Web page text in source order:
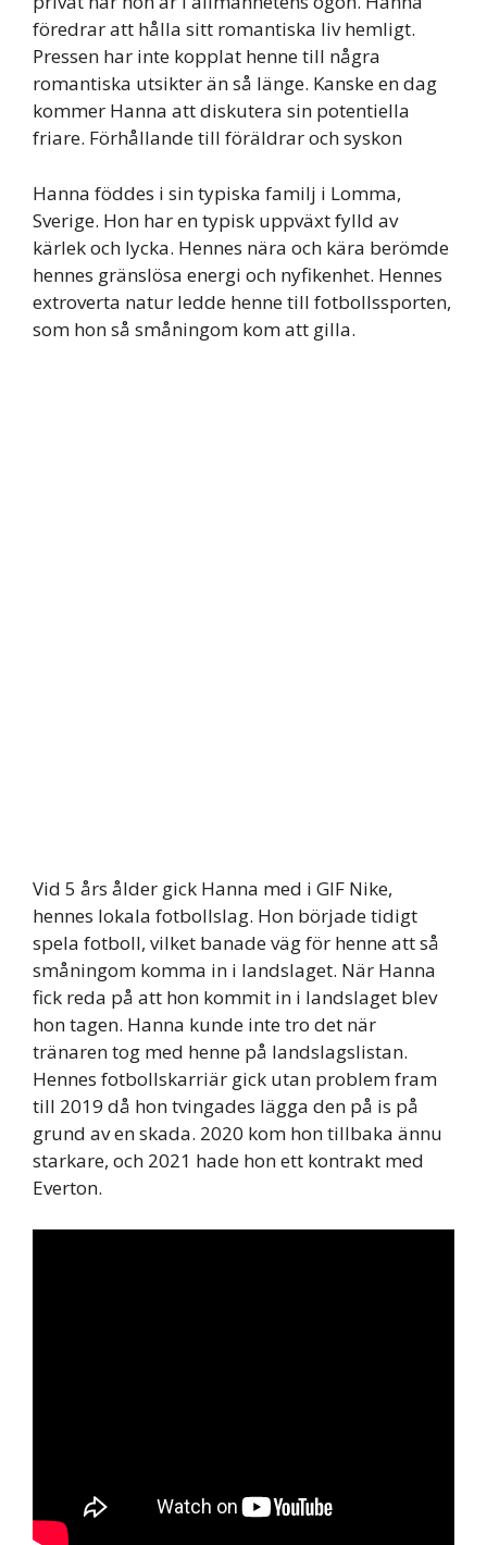
föredrar att hålla sitt romantiska liv hemligt.
Pressen har inte kopplat henne till några
romantiska utsikter än så länge. Kanske en dag
kommer Hanna att diskutera sin potentiella
friare. Förhållande till föräldrar och syskon
Hanna föddes i sin typiska familj i Lomma,
Sverige. Hon har en typisk uppväxt fylld av
kärlek och lycka. Hennes nära och kära berömde
hennes gränslösa energi och nyfikenhet. Hennes
extroverta natur ledde henne till fotbollssporten,
som hon så småningom kom att gilla.
Vid 5 års ålder gick Hanna med i GIF Nike,
hennes lokala fotbollslag. Hon började tidigt
spela fotboll, vilket banade väg för henne att så
småningom komma in i landslaget. När Hanna
fick reda på att hon kommit in i landslaget blev
hon tagen. Hanna kunde inte tro det när
tränaren tog med henne på landslagslistan.
Hennes fotbollskarriär gick utan problem fram
till 2019 då hon tvingades lägga den på is på
grund av en skada. 2020 kom hon tillbaka ännu
starkare, och 2021 hade hon ett kontrakt med
Everton.